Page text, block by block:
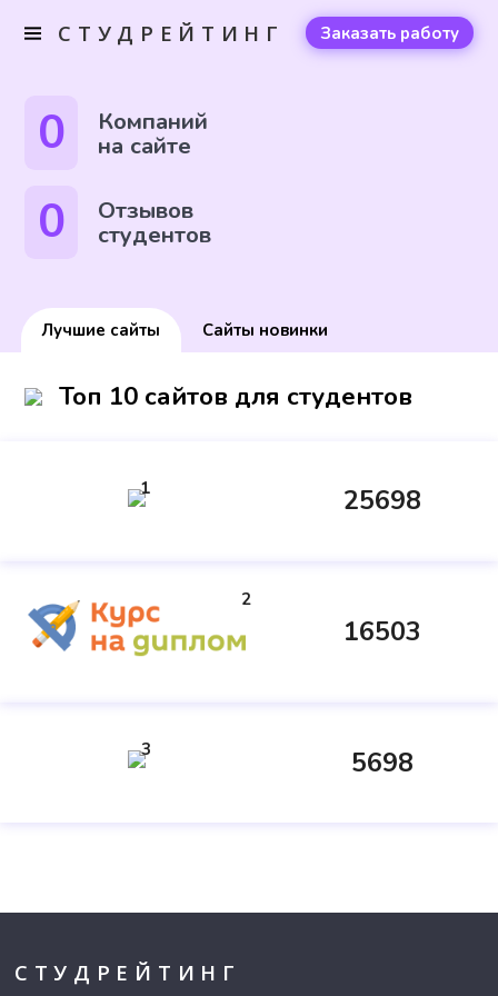
СТУДРЕЙТИНГ Заказать работу
0 Компаний
на сайте
0 Отзывов
студентов
Лучшие сайты Сайты новинки
Топ 10 сайтов для студентов
1 25698
2
16503
3 5698
СТУДРЕЙТИНГ